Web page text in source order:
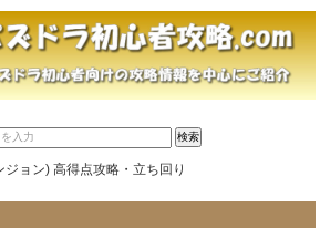
ョン) 高得点攻略・立ち回り